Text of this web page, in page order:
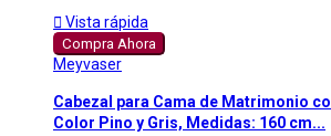
 Vista rápida
Compra Ahora
Meyvaser
Cabezal para Cama de Matrimonio
Color Pino y Gris, Medidas: 160 cm...